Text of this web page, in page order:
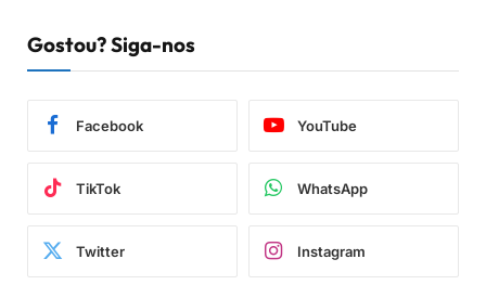
Gostou? Siga-nos
Facebook YouTube
TikTok WhatsApp
Twitter Instagram